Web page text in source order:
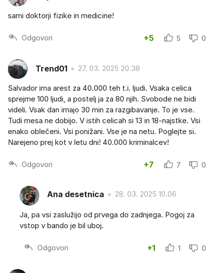
sami doktorji fizike in medicine!
Odgovori +5 5 0
Trend01 27. 03. 2025 20.38
Salvador ima arest za 40.000 teh t.i. ljudi. Vsaka celica
sprejme 100 ljudi, a postelj ja za 80 njih. Svobode ne bidi
videli. Vsak dan imajo 30 min za razgibavanje. To je vse.
Tudi mesa ne dobijo. V istih celicah si 13 in 18-najstke. Vsi
enako oblečeni. Vsi ponižani. Vse je na netu. Poglejte si.
Narejeno prej kot v letu dni! 40.000 kriminalcev!
Odgovori +7 7 0
Ana desetnica 28. 03. 2025 10.06
Ja, pa vsi zaslužijo od prvega do zadnjega. Pogoj za
vstop v bando je bil uboj.
Odgovori +1 1 0